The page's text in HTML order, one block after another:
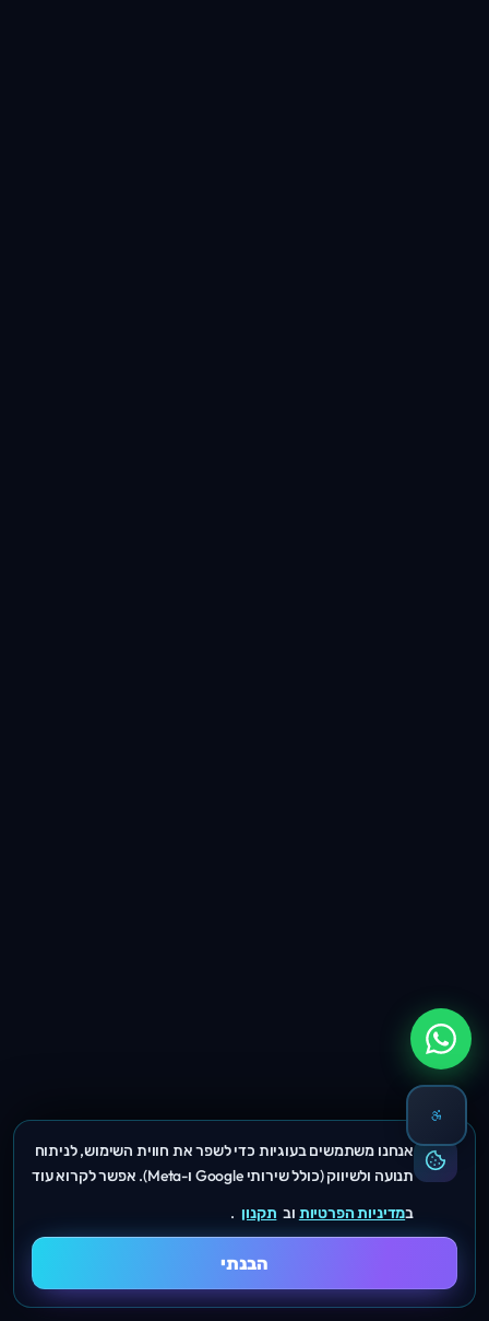
אנחנו משתמשים בעוגיות כדי לשפר את חווית השימוש, לניתוח
תנועה ולשיווק (כולל שירותי Google ו-Meta). אפשר לקרוא עוד
במדיניות הפרטיות וב תקנון .
הבנתי